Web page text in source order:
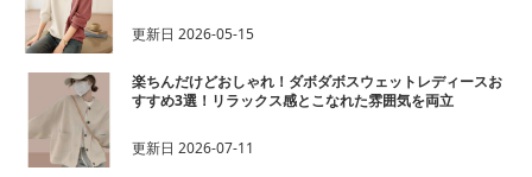
更新日2026-05-15
楽ちんだけどおしゃれ！ダボダボスウェットレディースお
すすめ3選！リラックス感とこなれた雰囲気を両立
更新日2026-07-11